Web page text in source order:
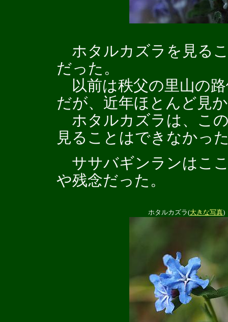
ホタルカズラを見る
だった。
以前は秩父の里山の
だが、近年ほとんど見
ホタルカズラは、こ
見ることはできなかっ
ササバギンランはこ
や残念だった。
ホタルカズラ(大きな写真)